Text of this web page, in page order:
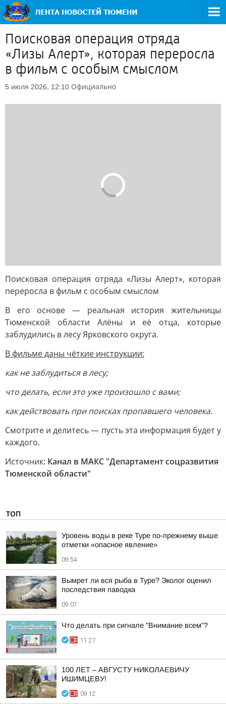
Поисковая операция отряда
«Лизы Алерт», которая переросла
в фильм с особым смыслом
5 июля 2026, 12:10 Официально
Поисковая операция отряда «Лизы Алерт», которая
переросла в фильм с особым смыслом
В его основе — реальная история жительницы
Тюменской области Алёны и её отца, которые
заблудились в лесу Ярковского округа.
В фильме даны чёткие инструкции:
как не заблудиться в лесу;
что делать, если это уже произошло с вами;
как действовать при поисках пропавшего человека.
Смотрите и делитесь — пусть эта информация будет у
каждого.
Источник: Канал в МАКС "Департамент соцразвития
Тюменской области"
ТОП
Уровень воды в реке Туре по-прежнему выше
отметки «опасное явление»
09:54
Вымрет ли вся рыба в Туре? Эколог оценил
последствия паводка
09:07
Что делать при сигнале "Внимание всем"?
11:27
100 ЛЕТ – АВГУСТУ НИКОЛАЕВИЧУ
ИШИМЦЕВУ!
09:12